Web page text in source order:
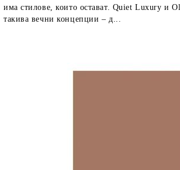
има стилове, които остават. Quiet Luxury и
такива вечни концепции – д...